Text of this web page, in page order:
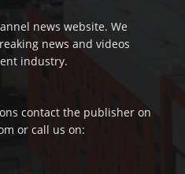
news website. We
news and videos
industry.
contact the publisher on
or call us on: